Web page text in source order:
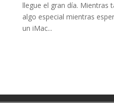
llegue el gran día. Mientras
algo especial mientras
un iMac...